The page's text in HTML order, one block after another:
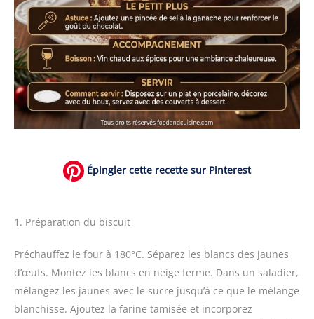
Épingler cette recette sur Pinterest
1. Préparation du biscuit
Préchauffez le four à 180°C. Séparez les blancs des jaunes
d’œufs. Montez les blancs en neige ferme. Dans un saladier,
mélangez les jaunes avec le sucre jusqu’à ce que le mélange
blanchisse. Ajoutez la farine tamisée et incorporez